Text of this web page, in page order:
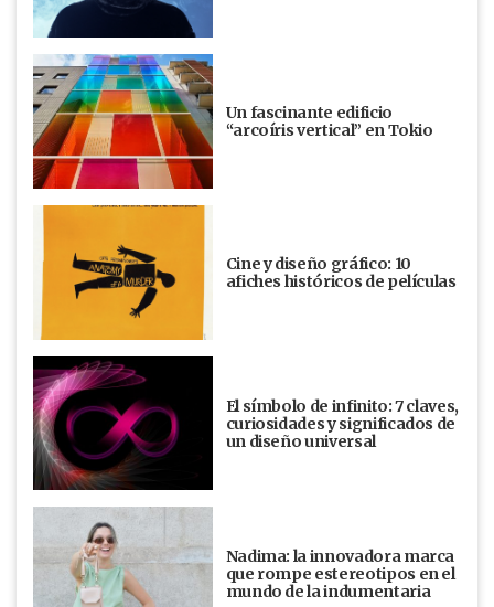
Un fascinante edificio
“arcoíris vertical” en Tokio
Cine y diseño gráfico: 10
afiches históricos de películas
El símbolo de infinito: 7 claves,
curiosidades y significados de
un diseño universal
Nadima: la innovadora marca
que rompe estereotipos en el
mundo de la indumentaria